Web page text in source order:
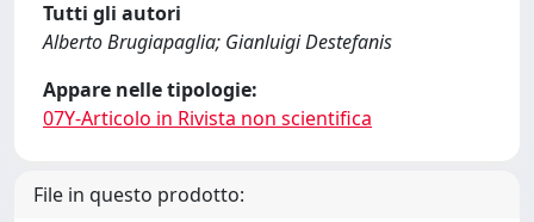
Tutti gli autori
Alberto Brugiapaglia; Gianluigi Destefanis
Appare nelle tipologie:
07Y-Articolo in Rivista non scientifica
File in questo prodotto: